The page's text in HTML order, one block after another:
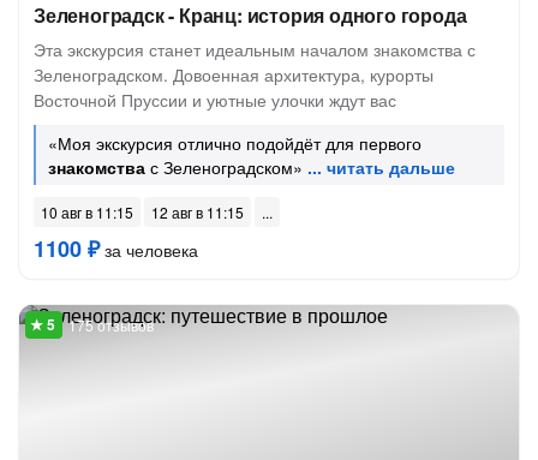
Зеленоградск - Кранц: история одного города
Эта экскурсия станет идеальным началом знакомства с
Зеленоградском. Довоенная архитектура, курорты
Восточной Пруссии и уютные улочки ждут вас
«Моя экскурсия отлично подойдёт для первого
знакомства с Зеленоградском»
10 авг в 11:15 12 авг в 11:15
1100 ₽за человека
175 отзывов